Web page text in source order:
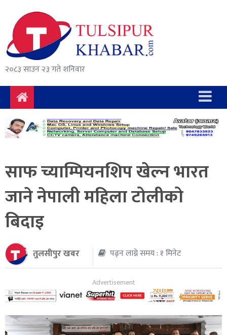
२०८३ साउन २३ गते शनिवार
समाचार
राजनीति
सुरक्षा/
अपराध
दुर्घटना
विचार
अर्थ
संवाद
मनोरञ्जन
थप
साफ च्याम्पियनशिप खेल्न भारत
जाने नेपाली महिला टोलीको
बिदाइ
तुलसीपुर खबर पढ्न लाग्ने समय : १ मिनेट